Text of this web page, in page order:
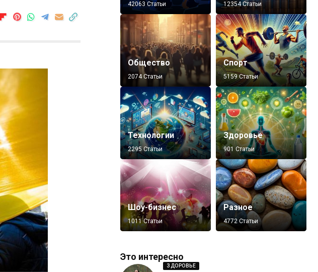
42063 Статьи 12354 Статьи
Общество
2074 Статьи
Спорт
5159 Статьи
Технологии
2295 Статьи
Здоровье
901 Статьи
Шоу-бизнес
1011 Статьи
Разное
4772 Статьи
Это интересно
ЗДОРОВЬЕ